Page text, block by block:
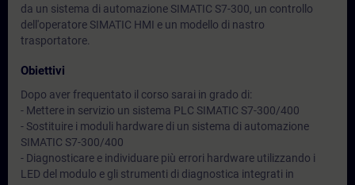
da un sistema di automazione SIMATIC S7-300, un controllo
dell'operatore SIMATIC HMI e un modello di nastro
trasportatore.
Obiettivi
Dopo aver frequentato il corso sarai in grado di:
- Mettere in servizio un sistema PLC SIMATIC S7-300/400
- Sostituire i moduli hardware di un sistema di automazione
SIMATIC S7-300/400
- Diagnosticare e individuare più errori hardware utilizzando i
LED del modulo e gli strumenti di diagnostica integrati in